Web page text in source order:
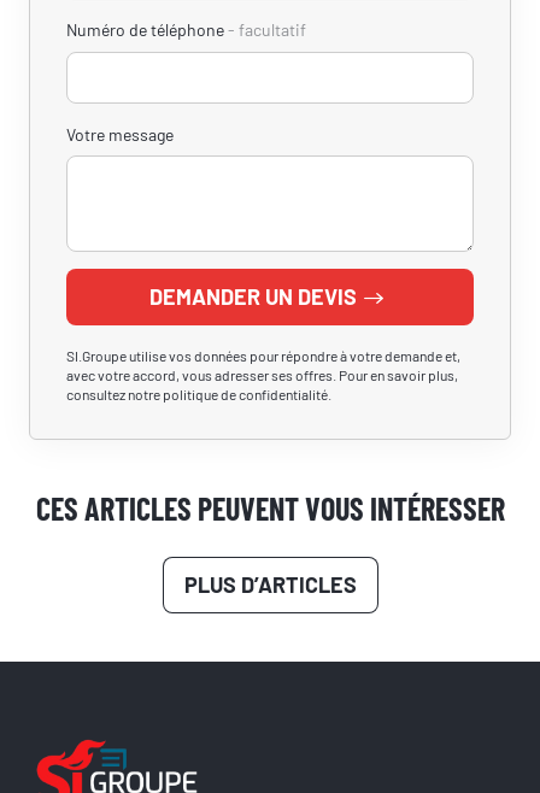
Numéro de téléphone facultatif
Votre message
DEMANDER UN DEVIS
SI.Groupe utilise vos données pour répondre à votre demande et,
avec votre accord, vous adresser ses offres. Pour en savoir plus,
consultez notre politique de confidentialité.
CES ARTICLES PEUVENT VOUS INTÉRESSER
PLUS D’ARTICLES